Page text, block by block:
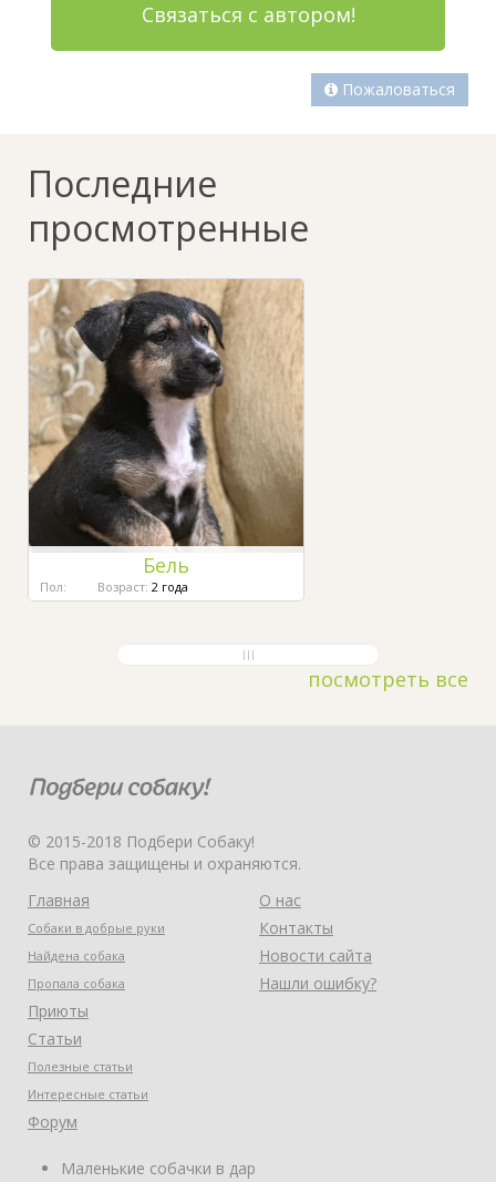
Связаться с автором!
Пожаловаться
Последние
просмотренные
Бель
Пол: Возраст: 2 года
посмотреть все
© 2015-2018 Подбери Собаку!
Все права защищены и охраняются.
Главная
Собаки в добрые руки
Найдена собака
Пропала собака
Приюты
Статьи
Полезные статьи
Интересные статьи
Форум
О нас
Контакты
Новости сайта
Нашли ошибку?
Маленькие собачки в дар